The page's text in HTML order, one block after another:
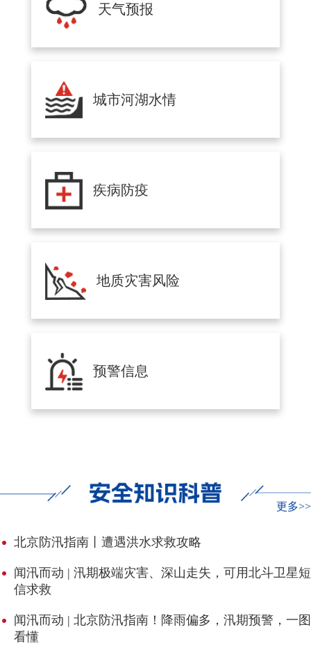
天气预报
城市河湖水情
疾病防疫
地质灾害风险
预警信息
更多>>
北京防汛指南丨遭遇洪水求救攻略
闻汛而动 | 汛期极端灾害、深山走失，可用北斗卫星短
信求救
闻汛而动 | 北京防汛指南！降雨偏多，汛期预警，一图
看懂